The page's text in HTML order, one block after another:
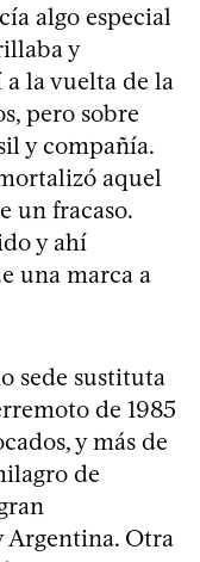
algo especial
y
a la vuelta de la
pero sobre
y compañía.
aquel
un fracaso.
y ahí
una marca a
sede sustituta
de 1985
y más de
de
Argentina. Otra